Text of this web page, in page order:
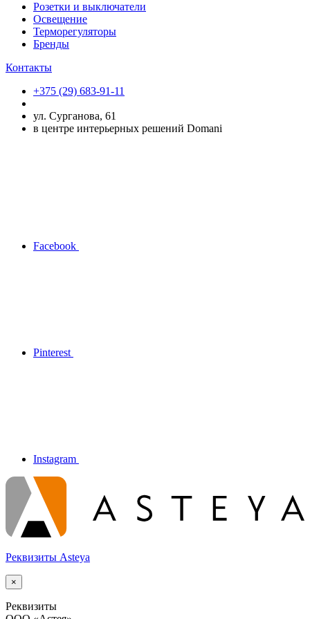
Розетки и выключатели
Освещение
Терморегуляторы
Бренды
Контакты
+375 (29) 683-91-11
ул. Сурганова, 61
в центре интерьерных решений Domani
Facebook
Pinterest
Instagram
Реквизиты Asteya
×
Реквизиты